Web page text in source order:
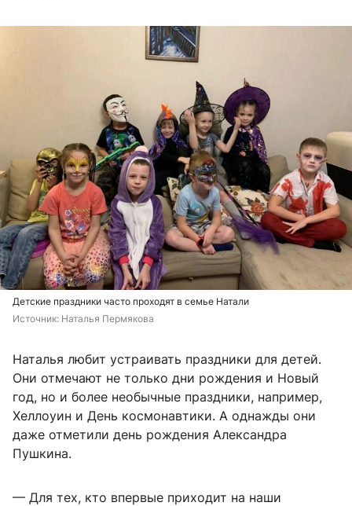
Детские праздники часто проходят в семье Натали
Источник: Наталья Пермякова
Наталья любит устраивать праздники для детей.
Они отмечают не только дни рождения и Новый
год, но и более необычные праздники, например,
Хеллоуин и День космонавтики. А однажды они
даже отметили день рождения Александра
Пушкина.
— Для тех, кто впервые приходит на наши